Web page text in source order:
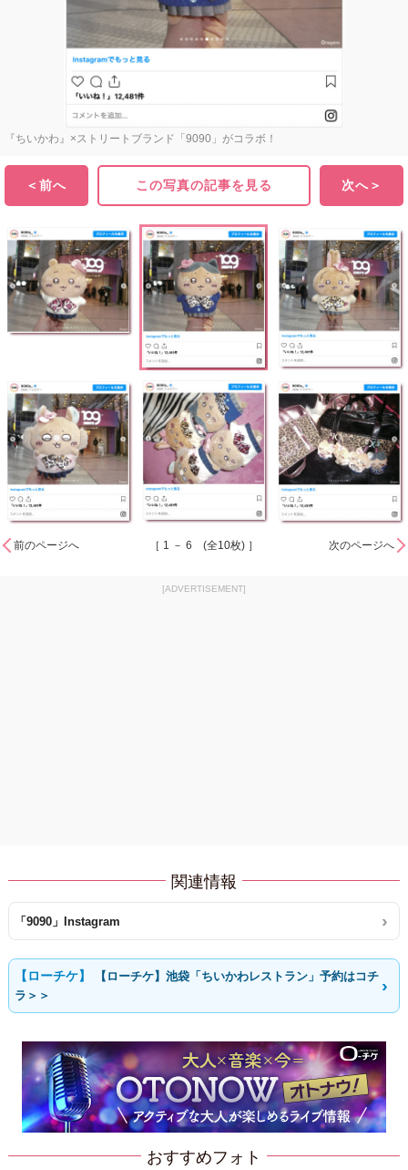
『ちいかわ』×ストリートブランド「9090」がコラボ！
＜前へ この写真の記事を見る 次へ＞
前のページへ ［ 1 － 6 (全10枚) ］ 次のページへ
[ADVERTISEMENT]
関連情報
「9090」Instagram
【ローチケ】池袋「ちいかわレストラン」予約はコチ
ラ＞＞
おすすめフォト